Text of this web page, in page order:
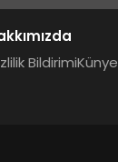
BildirimiKünye